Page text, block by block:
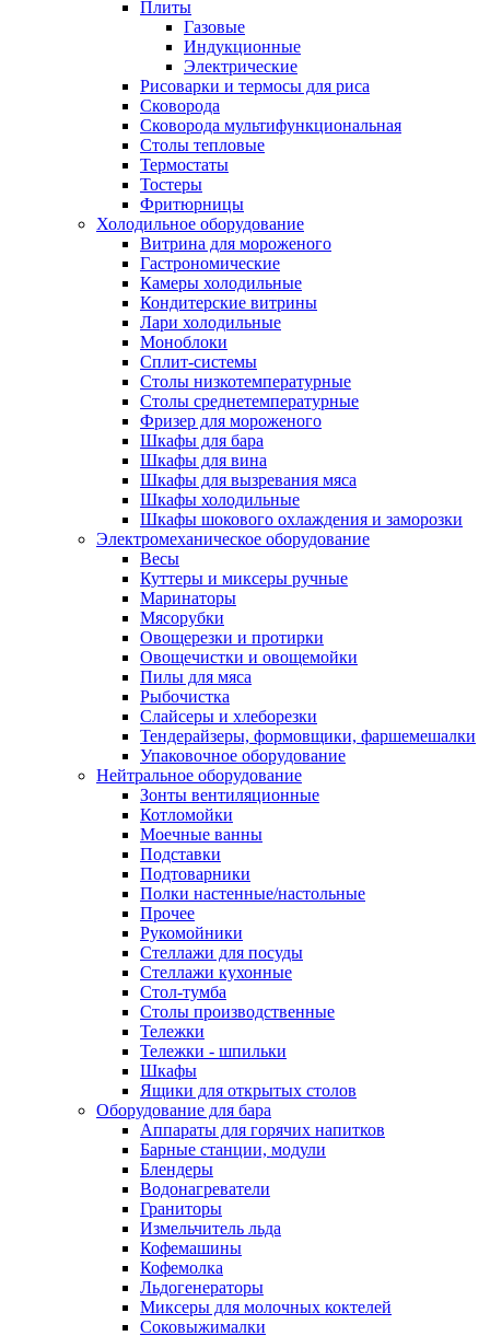
Плиты
Газовые
Индукционные
Электрические
Рисоварки и термосы для риса
Сковорода
Сковорода мультифункциональная
Столы тепловые
Термостаты
Тостеры
Фритюрницы
Холодильное оборудование
Витрина для мороженого
Гастрономические
Камеры холодильные
Кондитерские витрины
Лари холодильные
Моноблоки
Сплит-системы
Столы низкотемпературные
Столы среднетемпературные
Фризер для мороженого
Шкафы для бара
Шкафы для вина
Шкафы для вызревания мяса
Шкафы холодильные
Шкафы шокового охлаждения и заморозки
Электромеханическое оборудование
Весы
Куттеры и миксеры ручные
Маринаторы
Мясорубки
Овощерезки и протирки
Овощечистки и овощемойки
Пилы для мяса
Рыбочистка
Слайсеры и хлеборезки
Тендерайзеры, формовщики, фаршемешалки
Упаковочное оборудование
Нейтральное оборудование
Зонты вентиляционные
Котломойки
Моечные ванны
Подставки
Подтоварники
Полки настенные/настольные
Прочее
Рукомойники
Стеллажи для посуды
Стеллажи кухонные
Стол-тумба
Столы производственные
Тележки
Тележки - шпильки
Шкафы
Ящики для открытых столов
Оборудование для бара
Аппараты для горячих напитков
Барные станции, модули
Блендеры
Водонагреватели
Граниторы
Измельчитель льда
Кофемашины
Кофемолка
Льдогенераторы
Миксеры для молочных коктелей
Соковыжималки